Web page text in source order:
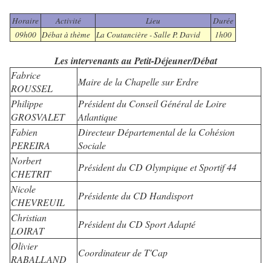
Horaire Activité Lieu
Durée
09h00 Débat à thème La Coutancière - Salle P. David 1h00
Les intervenants au Petit-Déjeuner/Débat
Fabrice
ROUSSEL
Maire de la Chapelle sur Erdre
Philippe
GROSVALET
Président du Conseil Général de Loire
Atlantique
Fabien
PEREIRA
Directeur Départemental de la Cohésion
Sociale
Norbert
CHETRIT
Président du CD Olympique et Sportif 44
Nicole
CHEVREUIL
Présidente du CD Handisport
Christian
LOIRAT
Président du CD Sport Adapté
Olivier
RABALLAND
Coordinateur de T'Cap